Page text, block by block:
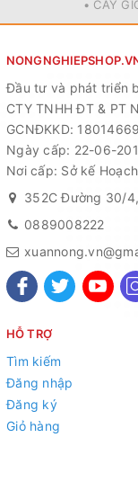
• CÂY
Đầu tư và phát triển
CTY TNHH ĐT & PT
GCNĐKKD:
Ngày cấp: 22-06-
Nơi cấp: Sở kế
352C Đường 30/
0889008222
HỖ TRỢ
Tìm kiếm
Đăng nhập
Đăng ký
Giỏ hàng